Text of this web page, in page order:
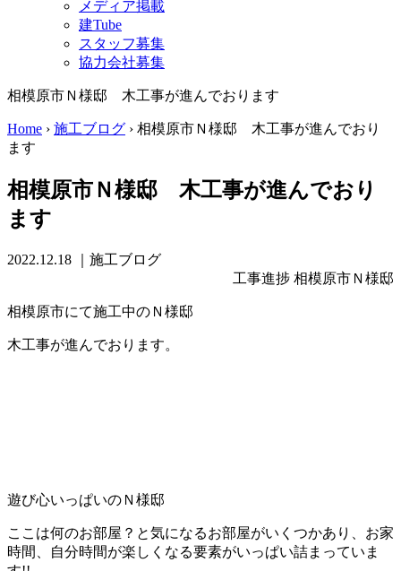
メディア掲載
建Tube
スタッフ募集
協力会社募集
相模原市Ｎ様邸 木工事が進んでおります
Home › 施工ブログ › 相模原市Ｎ様邸 木工事が進んでおり
ます
相模原市Ｎ様邸 木工事が進んでおり
ます
2022.12.18
｜施工ブログ
工事進捗 相模原市Ｎ様邸
相模原市にて施工中のＮ様邸
木工事が進んでおります。
遊び心いっぱいのＮ様邸
ここは何のお部屋？と気になるお部屋がいくつかあり、お家
時間、自分時間が楽しくなる要素がいっぱい詰まっていま